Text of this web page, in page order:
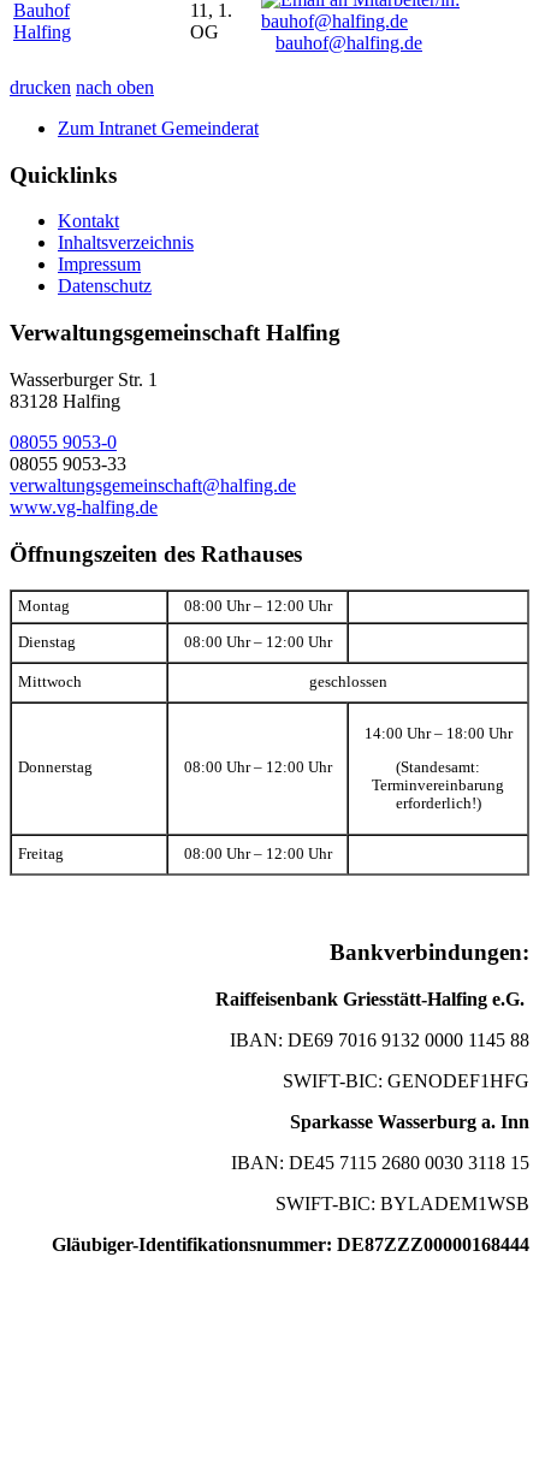
Bauhof
Halfing
11, 1.
OG
bauhof@halfing.de
drucken nach oben
Zum Intranet Gemeinderat
Quicklinks
Kontakt
Inhaltsverzeichnis
Impressum
Datenschutz
Verwaltungsgemeinschaft Halfing
Wasserburger Str. 1
83128 Halfing
08055 9053-0
08055 9053-33
verwaltungsgemeinschaft@halfing.de
www.vg-halfing.de
Öffnungszeiten des Rathauses
Montag 08:00 Uhr – 12:00 Uhr
Dienstag 08:00 Uhr – 12:00 Uhr
Mittwoch geschlossen
Donnerstag 08:00 Uhr – 12:00 Uhr
14:00 Uhr – 18:00 Uhr
(Standesamt:
Terminvereinbarung
erforderlich!)
Freitag 08:00 Uhr – 12:00 Uhr
Bankverbindungen:
Raiffeisenbank Griesstätt-Halfing e.G.
IBAN: DE69 7016 9132 0000 1145 88
SWIFT-BIC: GENODEF1HFG
Sparkasse Wasserburg a. Inn
IBAN: DE45 7115 2680 0030 3118 15
SWIFT-BIC: BYLADEM1WSB
Gläubiger-Identifikationsnummer: DE87ZZZ00000168444